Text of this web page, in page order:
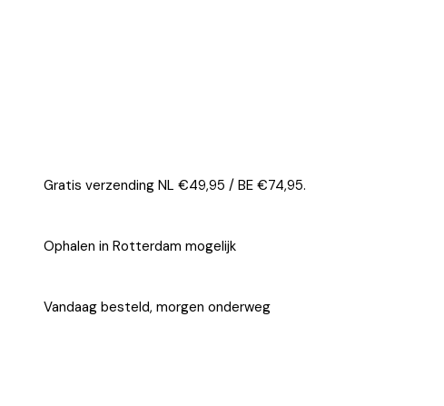
Gratis verzending NL €49,95 / BE €74,95.
Ophalen in Rotterdam mogelijk
Vandaag besteld, morgen onderweg